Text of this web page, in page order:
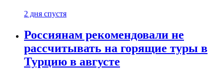
2 дня спустя
Россиянам рекомендовали не
рассчитывать на горящие туры в
Турцию в августе